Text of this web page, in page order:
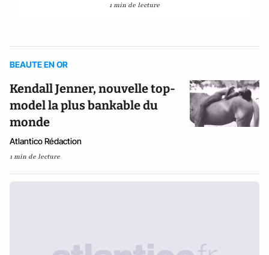
1 min de lecture
BEAUTE EN OR
Kendall Jenner, nouvelle top-
model la plus bankable du
monde
Atlantico Rédaction
1 min de lecture